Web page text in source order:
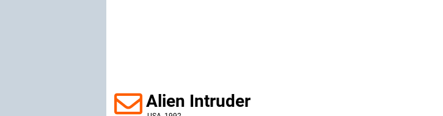
Alien Intruder